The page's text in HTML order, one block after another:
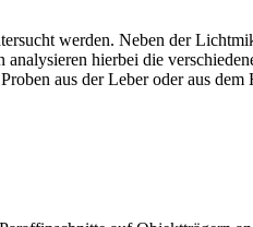
werden. Neben der
hierbei die
aus der Leber oder aus